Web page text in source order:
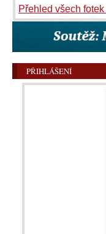
Přehled všech fotek
PŘIHLÁŠENÍ